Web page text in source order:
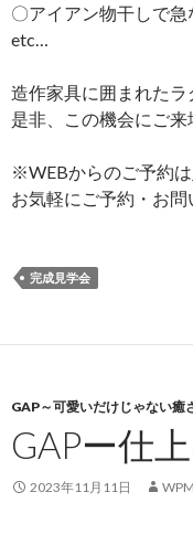
〇アイアン物干しで
etc…
造作家具に囲まれた
是非、この機会にご来
※WEBからのご予約は
お気軽にご予約・お問
完成見学会
GAP～可愛いだけじゃない癒
GAPー仕
2023年11月11日